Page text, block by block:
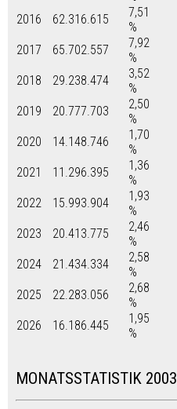
2016
62.316.615
7,51
%
2017
65.702.557
7,92
%
2018
29.238.474
3,52
%
2019
20.777.703
2,50
%
2020
14.148.746
1,70
%
2021
11.296.395
1,36
%
2022
15.993.904
1,93
%
2023
20.413.775
2,46
%
2024
21.434.334
2,58
%
2025
22.283.056
2,68
%
2026
16.186.445
1,95
%
MONATSSTATISTIK 2003